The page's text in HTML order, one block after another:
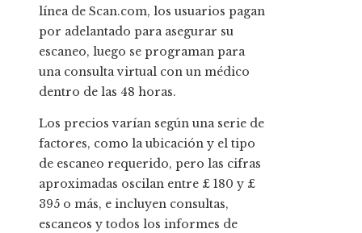
línea de Scan.com, los usuarios pagan
por adelantado para asegurar su
escaneo, luego se programan para
una consulta virtual con un médico
dentro de las 48 horas.
Los precios varían según una serie de
factores, como la ubicación y el tipo
de escaneo requerido, pero las cifras
aproximadas oscilan entre £ 180 y £
395 o más, e incluyen consultas,
escaneos y todos los informes de